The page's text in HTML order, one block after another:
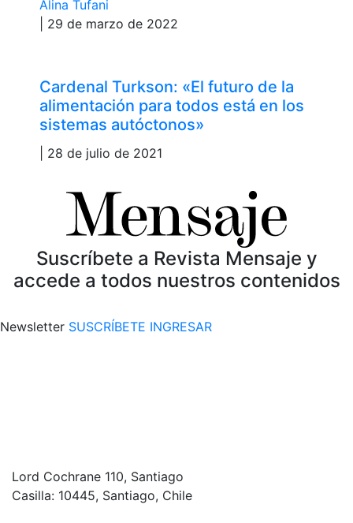
Alina Tufani
| 29 de marzo de 2022
Cardenal Turkson: «El futuro de la
alimentación para todos está en los
sistemas autóctonos»
| 28 de julio de 2021
Suscríbete a Revista Mensaje y
accede a todos nuestros contenidos
Newsletter SUSCRÍBETE INGRESAR
Lord Cochrane 110, Santiago
Casilla: 10445, Santiago, Chile